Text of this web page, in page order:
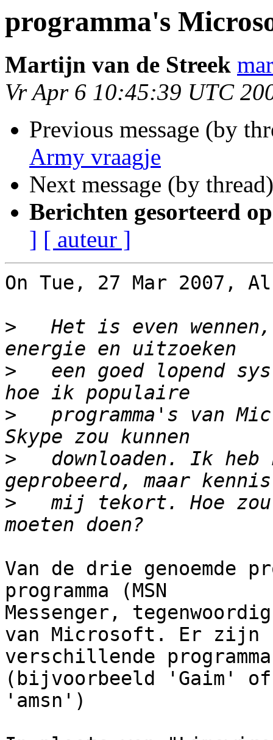
programma's
Martijn van de Streek
Vr Apr 6 10:45:39 UTC
Previous message (by
Army vraagje
Next message (by
Berichten gesorteerd
] [ auteur ]
On Tue, 27 Mar 2007,
>
Het is even
>
een goed lopend
>
programma's van
>
downloaden. Ik heb
>
mij tekort. Hoe
Van de drie genoemde
programma (MSN
Messenger,
van Microsoft. Er zijn
verschillende
(bijvoorbeeld 'Gaim' of
'amsn')